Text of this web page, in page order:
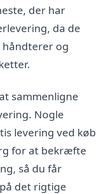
der har
da de
og
sammenligne
Nogle
levering ved køb
for at bekræfte
så du får
det rigtige